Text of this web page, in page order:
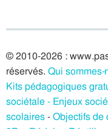
© 2010-2026 :
réservés. Qui sommes-
Kits pédagogiques
sociétale - Enjeux
scolaires-Objectifs de